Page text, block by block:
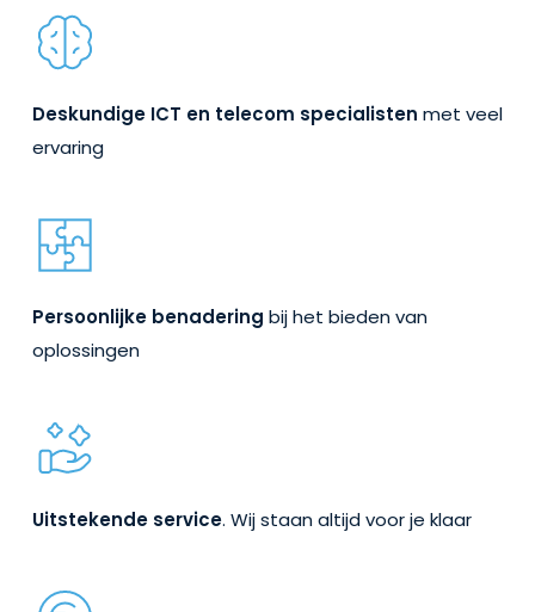
Deskundige ICT en telecom specialisten met veel
ervaring
Persoonlijke benadering bij het bieden van
oplossingen
Uitstekende service. Wij staan altijd voor je klaar